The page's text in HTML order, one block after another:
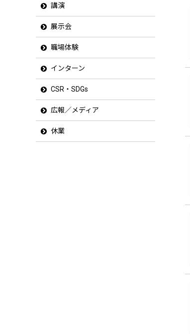
講演
展示会
職場体験
インターン
CSR・SDGs
広報／メディア
休業